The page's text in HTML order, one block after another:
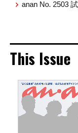
anan No. 2503
This Issue